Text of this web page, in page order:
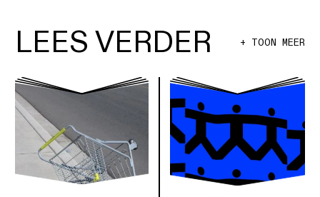
LEES VERDER + TOON MEER